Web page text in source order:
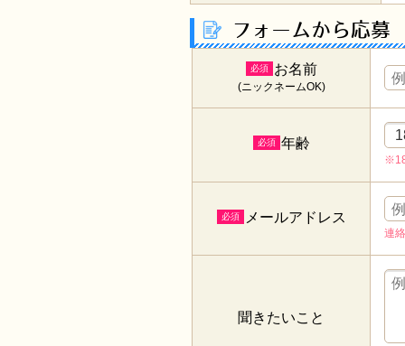
フォームから応募
必須 お名前
(ニックネームOK)
必須 年齢
必須 メールアドレス
連
聞きたいこと